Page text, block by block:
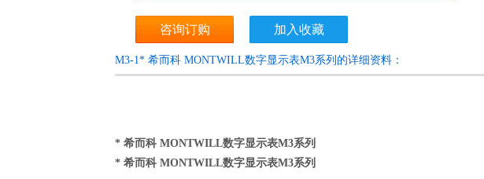
咨询订购 加入收藏
M3-1* 希而科 MONTWILL数字显示表M3系列的详细资料：
* 希而科 MONTWILL数字显示表M3系列
* 希而科 MONTWILL数字显示表M3系列